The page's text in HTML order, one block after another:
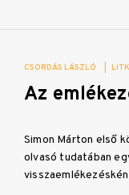
CSORDÁS LÁSZLÓ
Az
Simon Márton első
olvasó tudatában